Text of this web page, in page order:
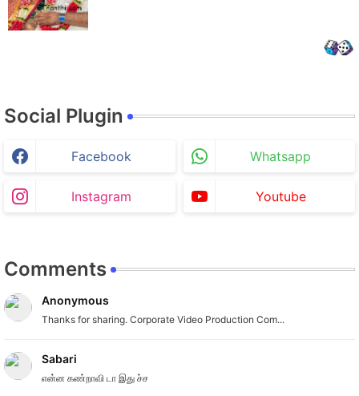
Social Plugin
Facebook Whatsapp
Instagram Youtube
Comments
Anonymous
Thanks for sharing. Corporate Video Production Com...
Sabari
என்ன கண்றாவி டா இது ச்ச